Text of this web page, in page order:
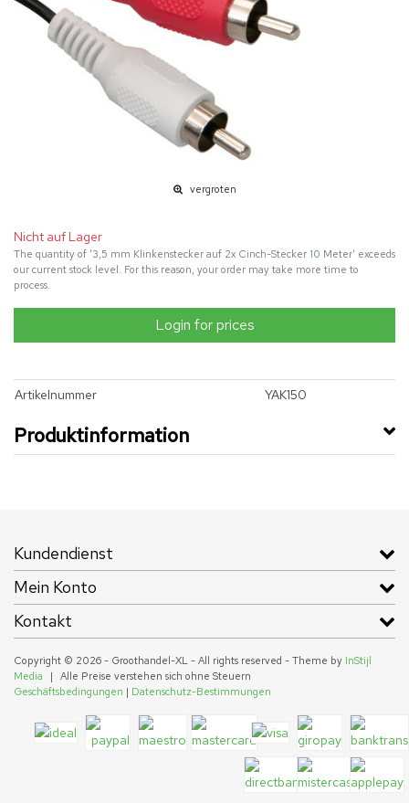
vergroten
Nicht auf Lager
The quantity of '3,5 mm Klinkenstecker auf 2x Cinch-Stecker 10 Meter' exceeds
our current stock level. For this reason, your order may take more time to
process.
Login for prices
Artikelnummer YAK150
Produktinformation
Kundendienst
Mein Konto
Kontakt
Copyright © 2026 - Groothandel-XL - All rights reserved - Theme by InStijl
Media
|
Alle Preise verstehen sich ohne Steuern
Geschäftsbedingungen | Datenschutz-Bestimmungen